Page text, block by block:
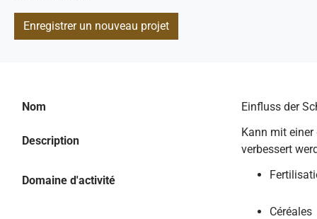
Enregistrer un nouveau projet
Nom Einfluss der
Description
Kann mit
verbessert
Domaine d'activité
Céréales